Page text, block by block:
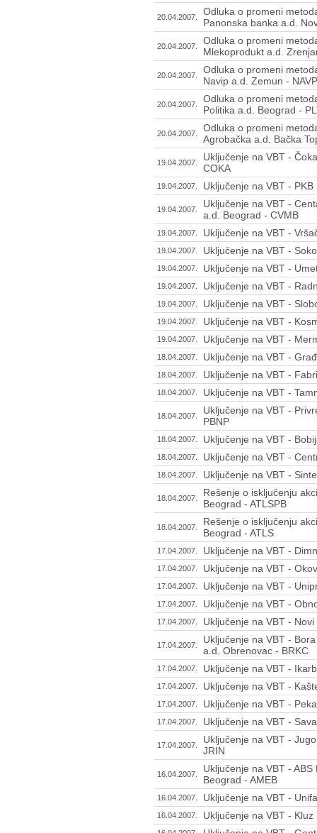
20.04.2007.
Odluka o promeni
Panonska banka a.d.
20.04.2007.
Odluka o promeni
Mlekoprodukt a.d.
20.04.2007.
Odluka o promeni
Navip a.d. Zemun - NAVP
20.04.2007.
Odluka o promeni
Politika a.d. Beograd -
20.04.2007.
Odluka o promeni
Agrobačka a.d. Bačka
19.04.2007.
Uključenje na VBT -
COKA
19.04.2007. Uključenje na VBT -
19.04.2007.
Uključenje na VBT -
a.d. Beograd - CVMB
19.04.2007. Uključenje na VBT -
19.04.2007. Uključenje na VBT -
19.04.2007. Uključenje na VBT -
19.04.2007. Uključenje na VBT -
19.04.2007. Uključenje na VBT -
19.04.2007. Uključenje na VBT -
19.04.2007. Uključenje na VBT -
18.04.2007. Uključenje na VBT -
18.04.2007. Uključenje na VBT -
18.04.2007. Uključenje na VBT -
18.04.2007.
Uključenje na VBT -
PBNP
18.04.2007. Uključenje na VBT -
18.04.2007. Uključenje na VBT -
18.04.2007. Uključenje na VBT -
18.04.2007.
Rešenje o isključenju
Beograd - ATLSPB
18.04.2007.
Rešenje o isključenju
Beograd - ATLS
17.04.2007. Uključenje na VBT -
17.04.2007. Uključenje na VBT -
17.04.2007. Uključenje na VBT -
17.04.2007. Uključenje na VBT -
17.04.2007. Uključenje na VBT -
17.04.2007.
Uključenje na VBT -
a.d. Obrenovac - BRKC
17.04.2007. Uključenje na VBT -
17.04.2007. Uključenje na VBT -
17.04.2007. Uključenje na VBT -
17.04.2007. Uključenje na VBT -
17.04.2007.
Uključenje na VBT -
JRIN
16.04.2007.
Uključenje na VBT -
Beograd - AMEB
16.04.2007. Uključenje na VBT -
16.04.2007. Uključenje na VBT -